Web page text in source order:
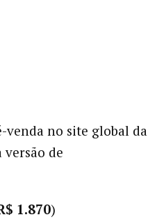
venda no site global da
versão de
1.870)